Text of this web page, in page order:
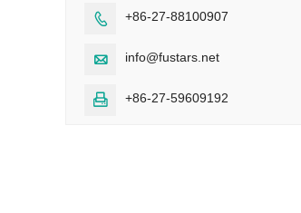
 +86-27-88100907
 info@fustars.net
 +86-27-59609192